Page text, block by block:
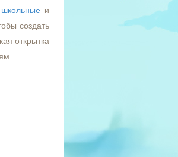
школьные и
создать
открытка